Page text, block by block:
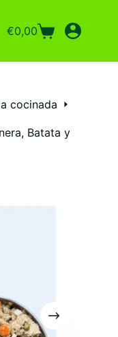
Carro
compra
€0,00
cocinada
Batata y